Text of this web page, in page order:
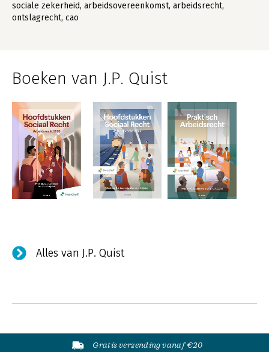
sociale zekerheid, arbeidsovereenkomst, arbeidsrecht,
ontslagrecht, cao
Boeken van J.P. Quist
Alles van J.P. Quist
Gratis verzending vanaf €20